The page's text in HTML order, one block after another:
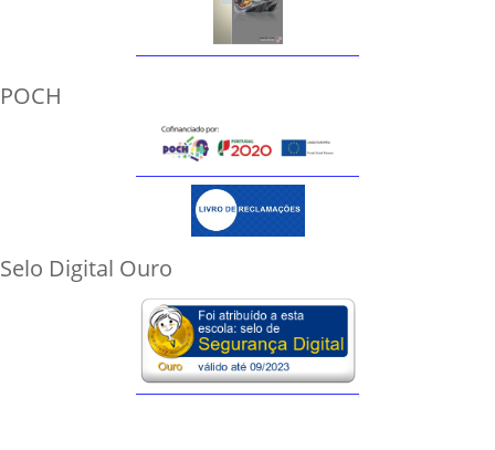
POCH
Selo Digital Ouro